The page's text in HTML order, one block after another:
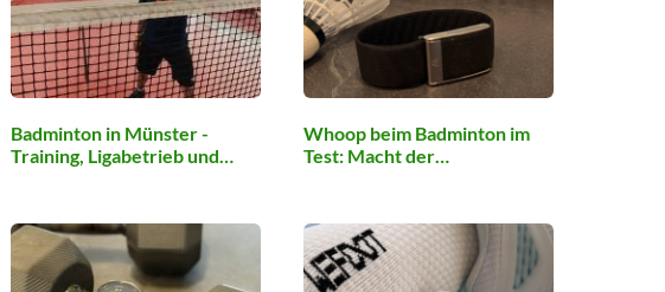
Badminton in Münster -
Training, Ligabetrieb und…
Whoop beim Badminton im
Test: Macht der…